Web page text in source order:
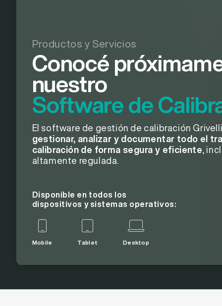
Productos y Servicios
Conocé
nuestro
Software de
El software de gestión de calibración
gestionar, analizar y documentar todo el
calibración de forma segura y eficiente ,
altamente regulada.
Disponible en todos los
dispositivos y sistemas operativos:
Mobile Tablet Desktop